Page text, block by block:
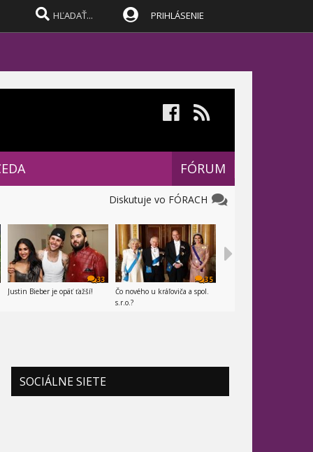
PRIHLÁSENIE
FÓRUM
Diskutuje vo FÓRACH
33
Justin Bieber je opäť ťažší!
35
Čo nového u kráľoviča a spol.
s.r.o.?
SOCIÁLNE SIETE